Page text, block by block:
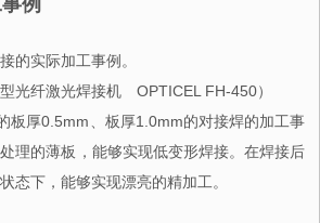
例
的实际加工事例。
型光纤激光焊接机 OPTICEL FH-450）
板厚0.5mm、板厚1.0mm的对接焊的加工事
理的薄板，能够实现低变形焊接。在焊接后
态下，能够实现漂亮的精加工。